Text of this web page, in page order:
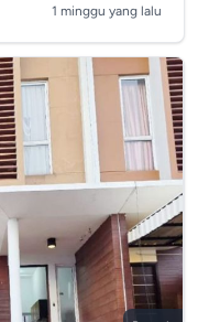
1 minggu yang lalu